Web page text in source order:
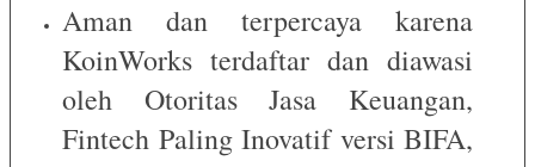
Aman dan terpercaya karena
KoinWorks terdaftar dan diawasi
oleh Otoritas Jasa Keuangan,
Fintech Paling Inovatif versi BIFA,